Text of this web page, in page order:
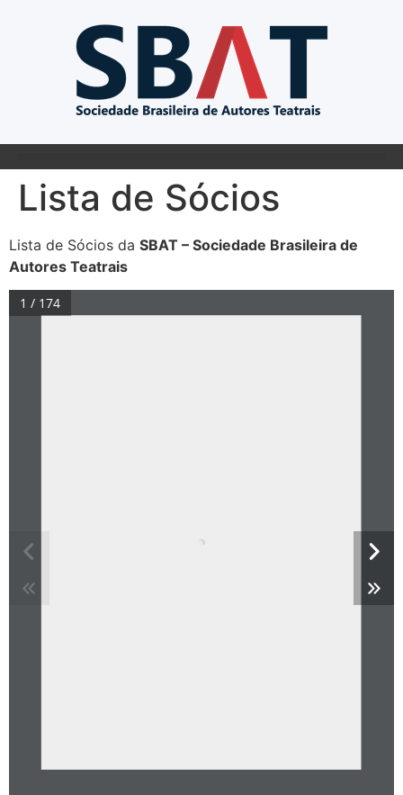
Lista de Sócios
Lista de Sócios da SBAT – Sociedade Brasileira de
Autores Teatrais
1 / 174